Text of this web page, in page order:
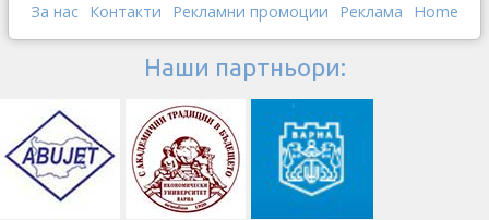
За нас Контакти Рекламни промоции Реклама Home
Наши партньори: